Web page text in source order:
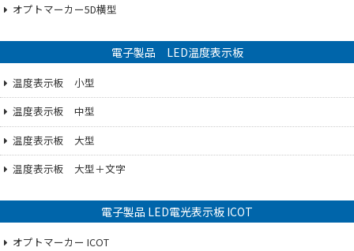
オプトマーカー5D横型
電子製品 LED温度表示板
温度表示板 小型
温度表示板 中型
温度表示板 大型
温度表示板 大型＋文字
電子製品 LED電光表示板 ICOT
オプトマーカー ICOT